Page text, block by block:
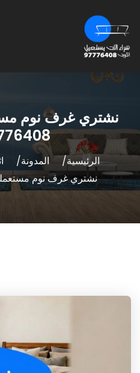
نشتري غرف نوم
الرئيسية المدونة
نشتري غرف نوم مستعملة